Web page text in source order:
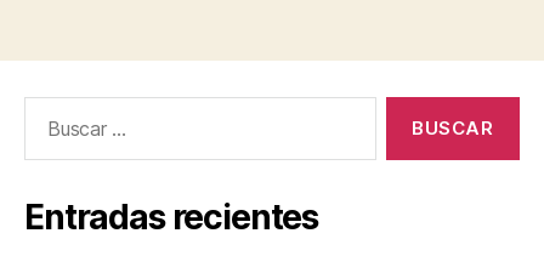
Entradas recientes